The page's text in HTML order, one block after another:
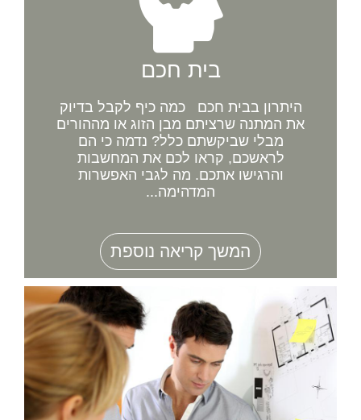
בית חכם
היתרון בבית חכם כמה כיף לקבל בדיוק
את המתנה שרציתם מבן הזוג או מההורים
מבלי שביקשתם כלל? נדמה כי הם
לראשכם, קראו לכם את המחשבות
והרגישו אתכם. מה לגבי האפשרות
המדהימה...
המשך קריאה נוספת